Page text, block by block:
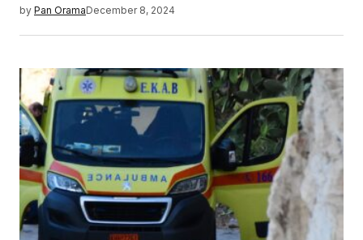
by Pan OramaDecember 8, 2024